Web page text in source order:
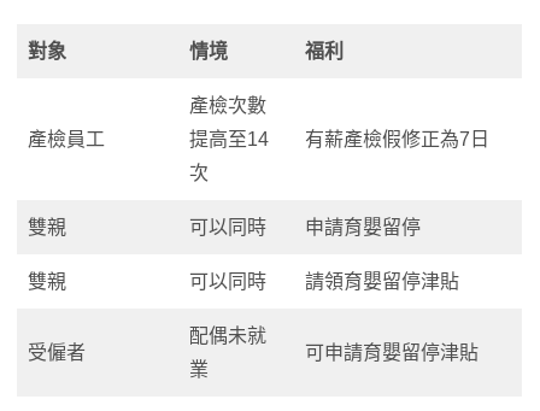
對象 情境 福利
產檢員工
產檢次數
提高至14
次
有薪產檢假修正為7日
雙親 可以同時 申請育嬰留停
雙親 可以同時 請領育嬰留停津貼
受僱者
配偶未就
業
可申請育嬰留停津貼